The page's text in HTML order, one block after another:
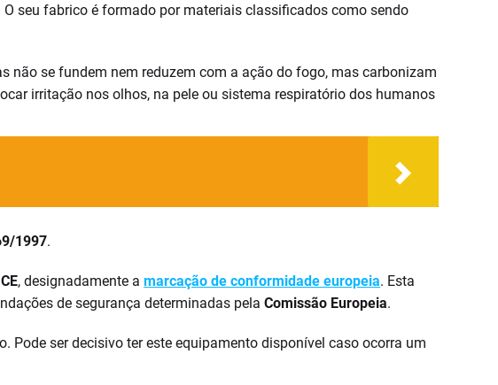
seu fabrico é formado por materiais classificados como sendo
não se fundem nem reduzem com a ação do fogo, mas carbonizam
irritação nos olhos, na pele ou sistema respiratório dos humanos
1997.
, designadamente amarcação de conformidade europeia. Esta
de segurança determinadas pelaComissão Europeia.
Pode ser decisivo ter este equipamento disponível caso ocorra um